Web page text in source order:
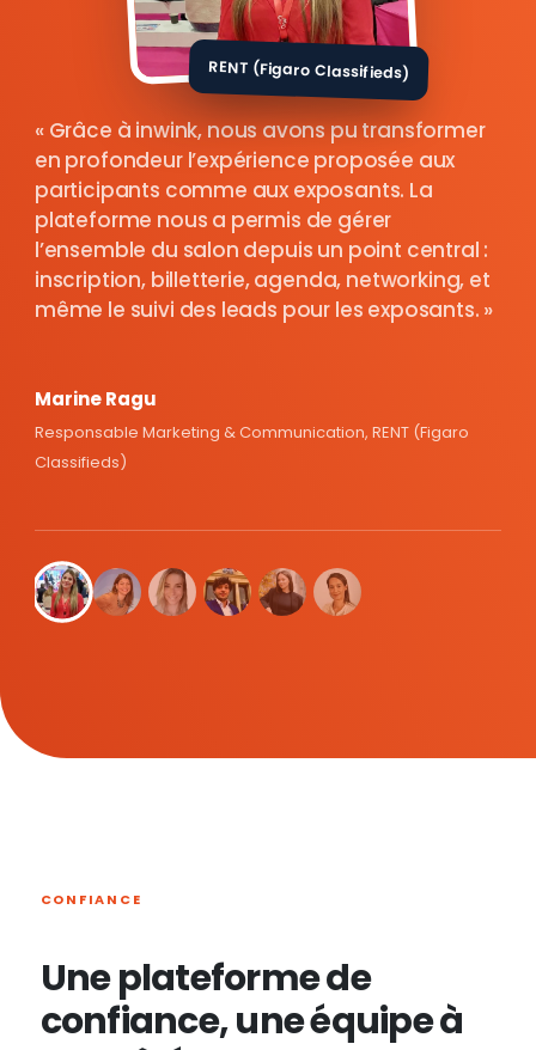
RENT (Figaro Classifieds)
Grâce à inwink, nous avons pu transformer
en profondeur l’expérience proposée aux
participants comme aux exposants. La
plateforme nous a permis de gérer
l’ensemble du salon depuis un point central :
inscription, billetterie, agenda, networking, et
même le suivi des leads pour les exposants.
Marine Ragu
Responsable Marketing & Communication, RENT (Figaro
Classifieds)
CONFIANCE
Une plateforme de
confiance, une équipe à